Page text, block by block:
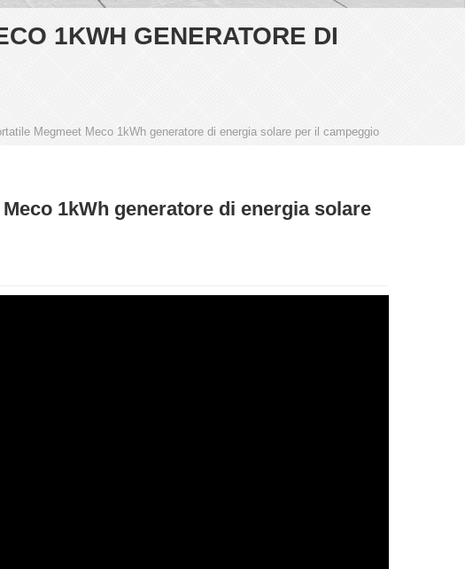
1KWH GENERATORE DI
Megmeet Meco 1kWh generatore di energia solare per il campeggio
1kWh generatore di energia solare